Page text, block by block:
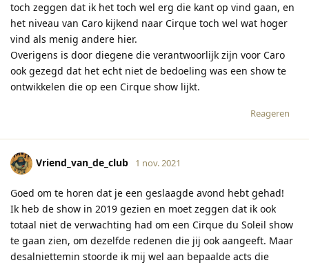
toch zeggen dat ik het toch wel erg die kant op vind gaan, en
het niveau van Caro kijkend naar Cirque toch wel wat hoger
vind als menig andere hier.
Overigens is door diegene die verantwoorlijk zijn voor Caro
ook gezegd dat het echt niet de bedoeling was een show te
ontwikkelen die op een Cirque show lijkt.
Reageren
Vriend_van_de_club 1 nov. 2021
Goed om te horen dat je een geslaagde avond hebt gehad!
Ik heb de show in 2019 gezien en moet zeggen dat ik ook
totaal niet de verwachting had om een Cirque du Soleil show
te gaan zien, om dezelfde redenen die jij ook aangeeft. Maar
desalniettemin stoorde ik mij wel aan bepaalde acts die